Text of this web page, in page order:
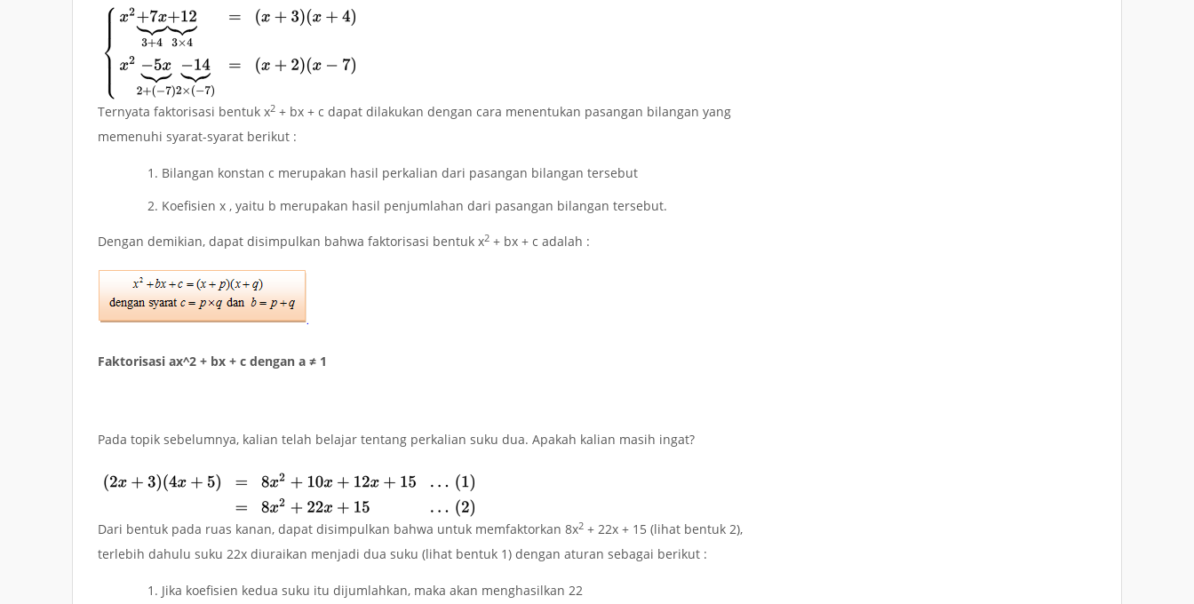
Ternyata faktorisasi bentuk x2 + bx + c dapat dilakukan dengan cara menentukan pasangan bilangan yang
memenuhi syarat-syarat berikut :
Bilangan konstan c merupakan hasil perkalian dari pasangan bilangan tersebut
Koefisien x , yaitu b merupakan hasil penjumlahan dari pasangan bilangan tersebut.
Dengan demikian, dapat disimpulkan bahwa faktorisasi bentuk x2 + bx + c adalah :
Faktorisasi ax^2 + bx + c dengan a ≠ 1
Pada topik sebelumnya, kalian telah belajar tentang perkalian suku dua. Apakah kalian masih ingat?
Dari bentuk pada ruas kanan, dapat disimpulkan bahwa untuk memfaktorkan 8x2 + 22x + 15 (lihat bentuk 2),
terlebih dahulu suku 22x diuraikan menjadi dua suku (lihat bentuk 1) dengan aturan sebagai berikut :
Jika koefisien kedua suku itu dijumlahkan, maka akan menghasilkan 22